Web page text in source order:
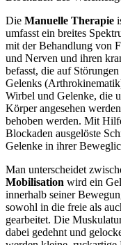
Die Manuelle Therapie
umfasst ein breites
mit der Behandlung von
und Nerven und ihren
befasst, die auf
Gelenks
Wirbel und Gelenke, die
Körper angesehen
behoben werden. Mit
Blockaden ausgelöste
Gelenke in ihrer
Man unterscheidet
Mobilisation wird ein
innerhalb seiner
sowohl in die freie als
gearbeitet. Die
dabei gedehnt und